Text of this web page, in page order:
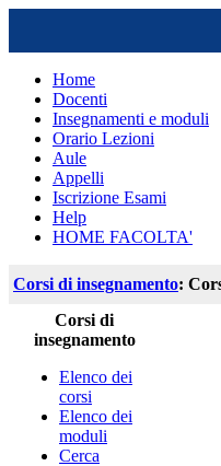
Home
Docenti
Insegnamenti e moduli
Orario Lezioni
Aule
Appelli
Iscrizione Esami
Help
HOME FACOLTA'
Corsi di insegnamento:
Corsi di
insegnamento
Elenco dei
corsi
Elenco dei
moduli
Cerca